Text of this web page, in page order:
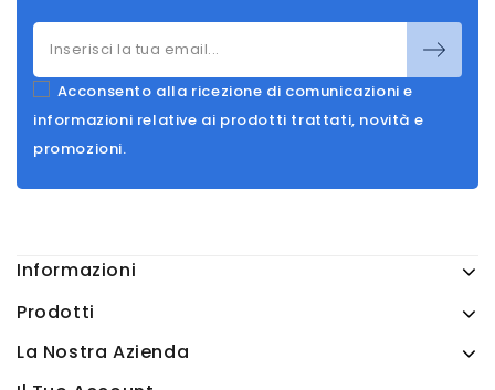
Acconsento alla ricezione di comunicazioni e
informazioni relative ai prodotti trattati, novità e
promozioni.
Informazioni
Prodotti
La Nostra Azienda